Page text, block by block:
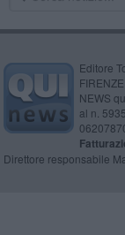
Editore
NEWS
al n.
Direttore responsabile